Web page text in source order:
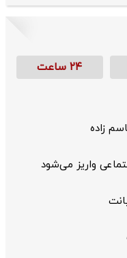
۲۴ ساعت
زاده
واریز می‌شود